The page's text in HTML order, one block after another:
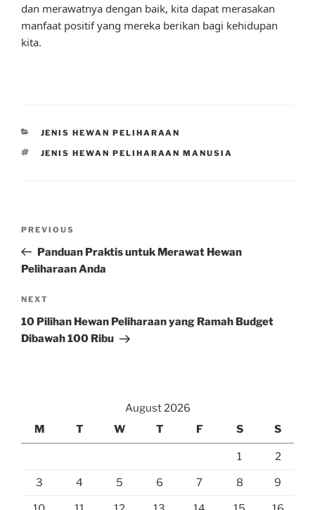
dan merawatnya dengan baik, kita dapat merasakan
manfaat positif yang mereka berikan bagi kehidupan
kita.
CATEGORIES
JENIS HEWAN PELIHARAAN
TAGS
JENIS HEWAN PELIHARAAN MANUSIA
Previous
Post
PREVIOUS
Panduan Praktis untuk Merawat Hewan
Peliharaan Anda
Next
Post
NEXT
10 Pilihan Hewan Peliharaan yang Ramah Budget
Dibawah 100 Ribu
August 2026
M
T W T F S S
1 2
3 4 5 6 7 8 9